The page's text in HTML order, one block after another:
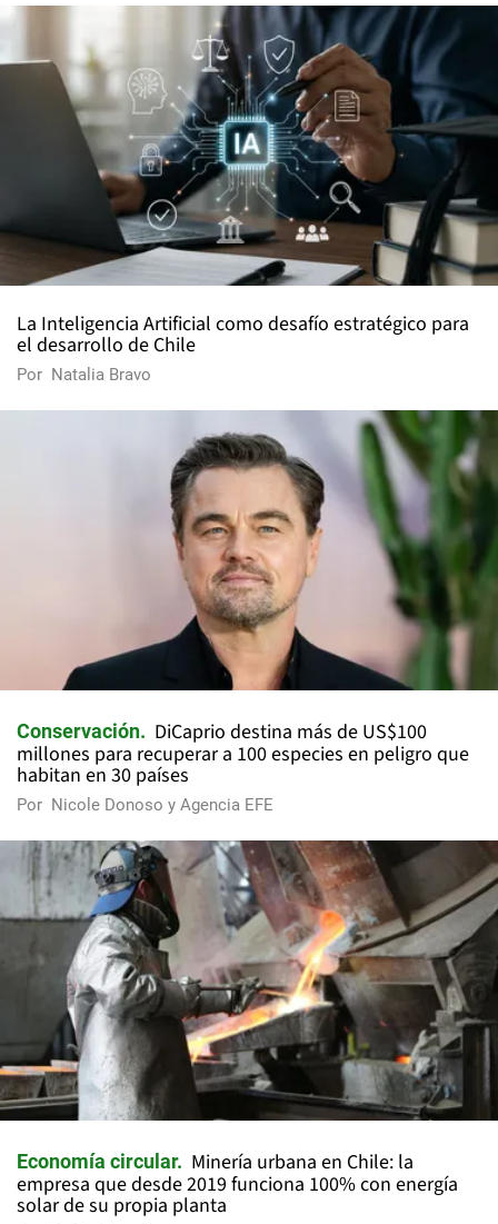
La Inteligencia Artificial como desafío estratégico para
el desarrollo de Chile
Por Natalia Bravo
Conservación
DiCaprio destina más de US$100
millones para recuperar a 100 especies en peligro que
habitan en 30 países
Por Nicole Donoso y Agencia EFE
Economía circular
Minería urbana en Chile: la
empresa que desde 2019 funciona 100% con energía
solar de su propia planta